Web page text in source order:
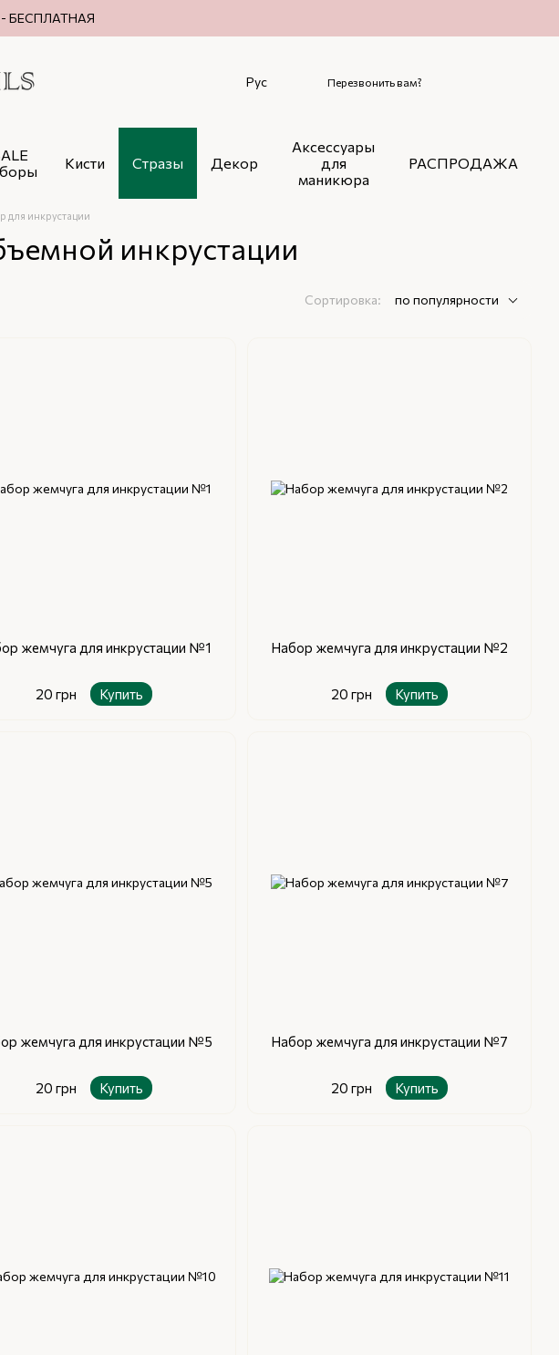
- БЕСПЛАТНАЯ
Рус Перезвонить вам?
Кисти Стразы Декор
Аксессуары
для
маникюра
РАСПРОДАЖА
для инкрустации
инкрустации
Сортировка: по популярности
жемчуга для инкрустации №1
20 грн Купить
Набор жемчуга для инкрустации №2
20 грн Купить
жемчуга для инкрустации №5
20 грн Купить
Набор жемчуга для инкрустации №7
20 грн Купить